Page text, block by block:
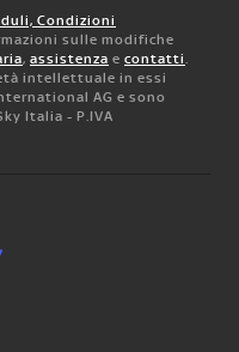
Condizioni
sulle modifiche
, assistenza e contatti.
intellettuale in essi
AG e sono
Italia - P.IVA